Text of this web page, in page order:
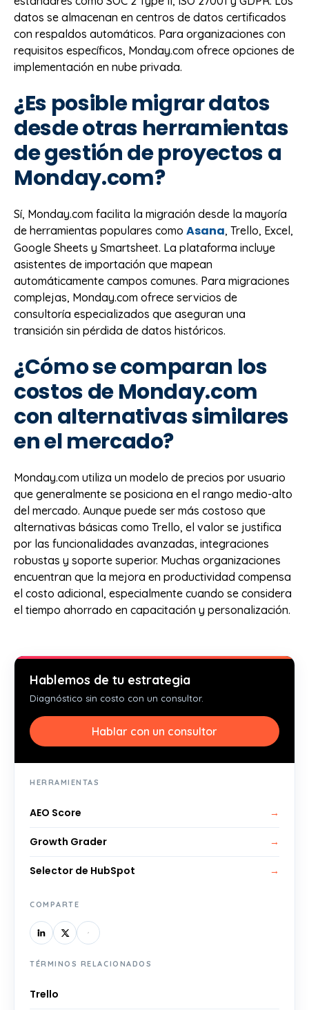
datos se almacenan en centros de datos certificados
con respaldos automáticos. Para organizaciones con
requisitos específicos, Monday.com ofrece opciones de
implementación en nube privada.
¿Es posible migrar datos
desde otras herramientas
de gestión de proyectos a
Monday.com?
Sí, Monday.com facilita la migración desde la mayoría
de herramientas populares como Asana, Trello, Excel,
Google Sheets y Smartsheet. La plataforma incluye
asistentes de importación que mapean
automáticamente campos comunes. Para migraciones
complejas, Monday.com ofrece servicios de
consultoría especializados que aseguran una
transición sin pérdida de datos históricos.
¿Cómo se comparan los
costos de Monday.com
con alternativas similares
en el mercado?
Monday.com utiliza un modelo de precios por usuario
que generalmente se posiciona en el rango medio-alto
del mercado. Aunque puede ser más costoso que
alternativas básicas como Trello, el valor se justifica
por las funcionalidades avanzadas, integraciones
robustas y soporte superior. Muchas organizaciones
encuentran que la mejora en productividad compensa
el costo adicional, especialmente cuando se considera
el tiempo ahorrado en capacitación y personalización.
Hablemos de tu estrategia
Diagnóstico sin costo con un consultor.
Hablar con un consultor
HERRAMIENTAS
AEO Score →
Growth Grader →
Selector de HubSpot →
COMPARTE
TÉRMINOS RELACIONADOS
Trello